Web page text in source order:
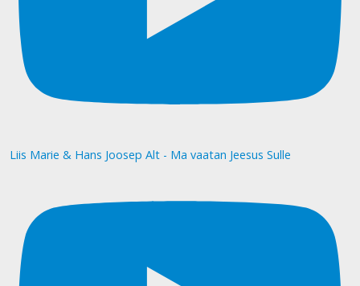
Liis Marie & Hans Joosep Alt - Ma vaatan Jeesus Sulle